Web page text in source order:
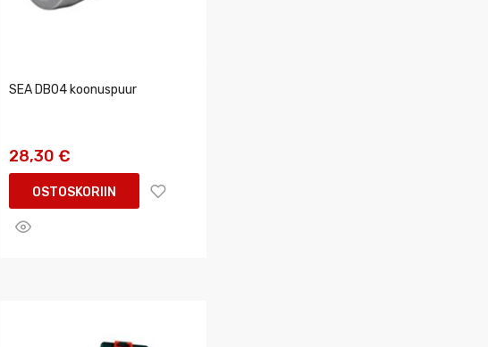
SEA DB04 koonuspuur
28,30 €
OSTOSKORIIN